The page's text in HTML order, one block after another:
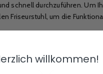
schnell durchzuführen. Um
Friseurstuhl, um die
willkommen!